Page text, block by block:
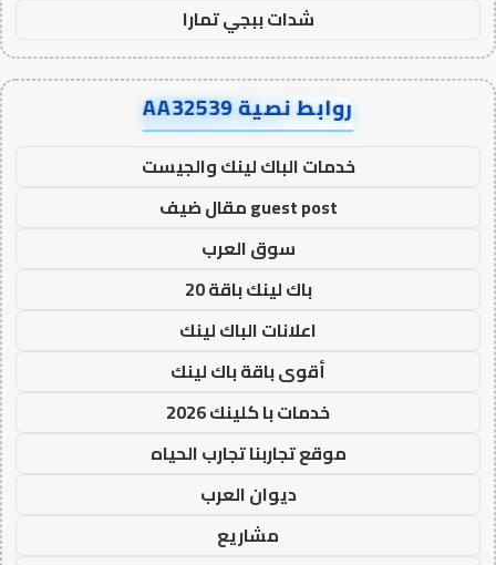
شدات ببجي تمارا
روابط نصية AA32539
خدمات الباك لينك والجيست
guest post مقال ضيف
سوق العرب
باك لينك باقة 20
اعلانات الباك لينك
أقوى باقة باك لينك
خدمات با كلينك 2026
موقع تجاربنا تجارب الحياه
ديوان العرب
مشاريع